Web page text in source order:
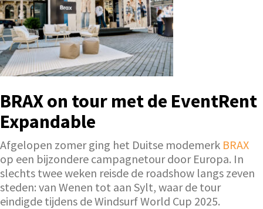
BRAX on tour met de EventRent
Expandable
Afgelopen zomer ging het Duitse modemerk BRAX
op een bijzondere campagnetour door Europa. In
slechts twee weken reisde de roadshow langs zeven
steden: van Wenen tot aan Sylt, waar de tour
eindigde tijdens de Windsurf World Cup 2025.